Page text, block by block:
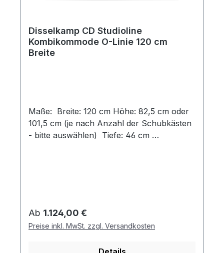
Disselkamp CD Studioline
Kombikommode O-Linie 120 cm
Breite
Maße: Breite: 120 cm Höhe: 82,5 cm oder
101,5 cm (je nach Anzahl der Schubkästen
- bitte auswählen) Tiefe: 46 cm
Verarbeitung machen sie zum stilvollen
Stauraummöbel, das sich perfekt in jedes
Wohnambiente einfügt. Diese klassische
Regulärer Preis:
Ab 1.124,00 €
Preise inkl. MwSt. zzgl. Versandkosten